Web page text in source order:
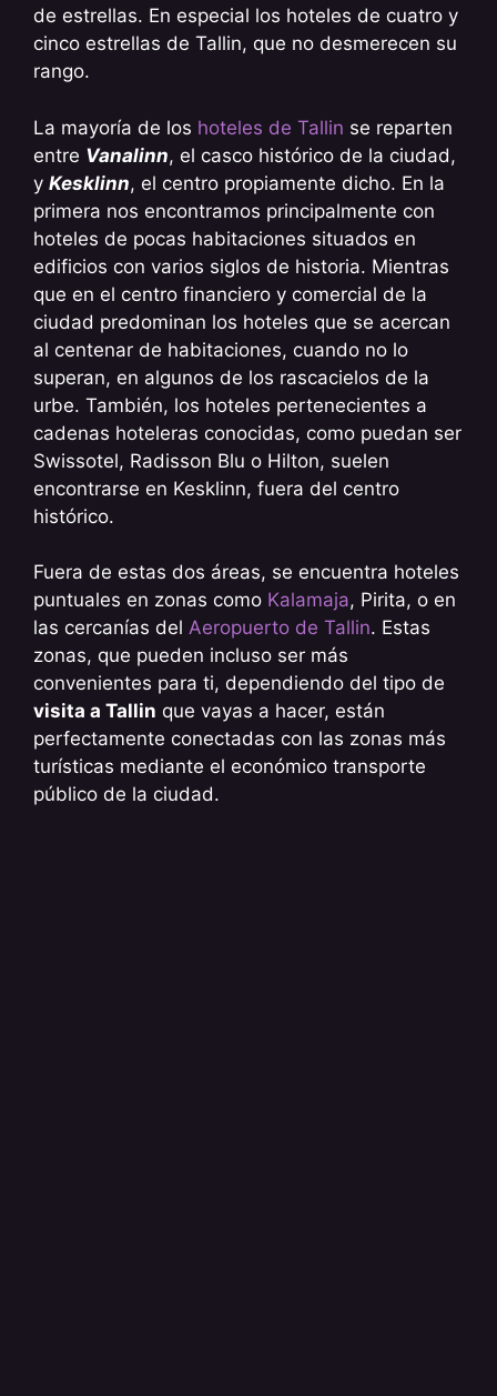
de estrellas. En especial los hoteles de cuatro y
cinco estrellas de Tallin, que no desmerecen su
rango.
La mayoría de los hoteles de Tallin se reparten
entre Vanalinn, el casco histórico de la ciudad,
y Kesklinn, el centro propiamente dicho. En la
primera nos encontramos principalmente con
hoteles de pocas habitaciones situados en
edificios con varios siglos de historia. Mientras
que en el centro financiero y comercial de la
ciudad predominan los hoteles que se acercan
al centenar de habitaciones, cuando no lo
superan, en algunos de los rascacielos de la
urbe. También, los hoteles pertenecientes a
cadenas hoteleras conocidas, como puedan ser
Swissotel, Radisson Blu o Hilton, suelen
encontrarse en Kesklinn, fuera del centro
histórico.
Fuera de estas dos áreas, se encuentra hoteles
puntuales en zonas como Kalamaja, Pirita, o en
las cercanías del Aeropuerto de Tallin. Estas
zonas, que pueden incluso ser más
convenientes para ti, dependiendo del tipo de
visita a Tallin que vayas a hacer, están
perfectamente conectadas con las zonas más
turísticas mediante el económico transporte
público de la ciudad.